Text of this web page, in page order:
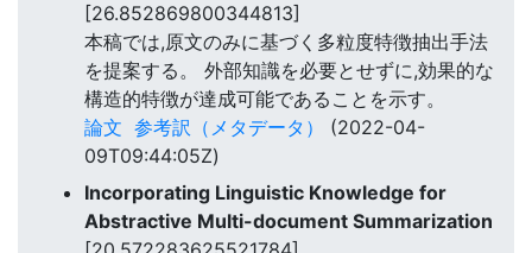
[26.852869800344813]
本稿では,原文のみに基づく多粒度特徴抽出手法
を提案する。 外部知識を必要とせずに,効果的な
構造的特徴が達成可能であることを示す。
論文 参考訳（メタデータ）
(2022-04-
09T09:44:05Z)
Incorporating Linguistic Knowledge for
Abstractive Multi-document Summarization